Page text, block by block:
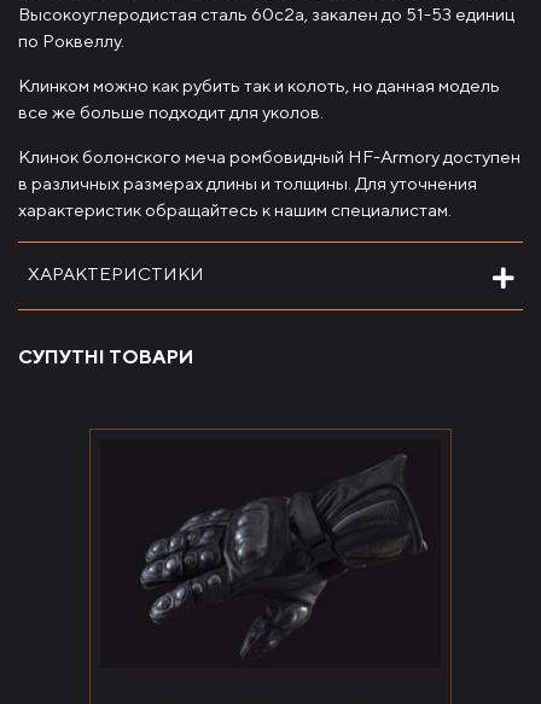
Высокоуглеродистая сталь 60с2а, закален до 51-53 единиц
по Роквеллу.
Клинком можно как рубить так и колоть, но данная модель
все же больше подходит для уколов.
Клинок болонского меча ромбовидный HF-Armory доступен
в различных размерах длины и толщины. Для уточнения
характеристик обращайтесь к нашим специалистам.
ХАРАКТЕРИСТИКИ
СУПУТНІ ТОВАРИ